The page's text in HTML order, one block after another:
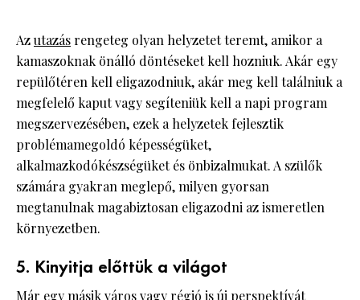
Azutazás rengeteg olyan helyzetet teremt, amikor a
kamaszoknak önálló döntéseket kell hozniuk. Akár egy
repülőtéren kell eligazodniuk, akár meg kell találniuk a
megfelelő kaput vagy segíteniük kell a napi program
megszervezésében, ezek a helyzetek fejlesztik
problémamegoldó képességüket,
alkalmazkodókészségüket és önbizalmukat. A szülők
számára gyakran meglepő, milyen gyorsan
megtanulnak magabiztosan eligazodni az ismeretlen
környezetben.
5. Kinyitja előttük a világot
Már egy másik város vagy régió is új perspektívát